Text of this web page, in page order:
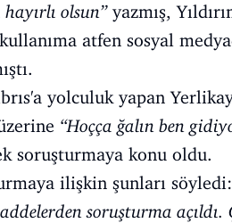
olsun”yazmış,
atfen sosyal
yolculuk yapan
“Hoçça ğalın ben
soruşturmaya konu oldu.
ilişkin şunları söyledi:
soruşturma